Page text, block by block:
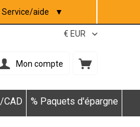
Service/aide ▼
Mon compte
CAD % Paquets d'épargne